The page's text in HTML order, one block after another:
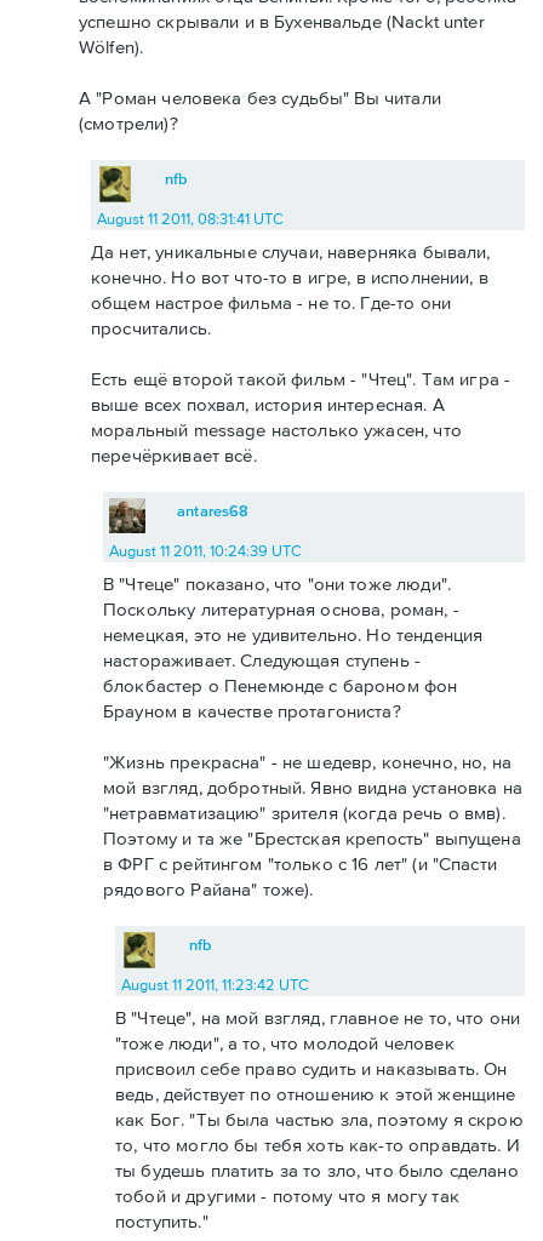
успешно скрывали и в Бухенвальде (Nackt unter
Wölfen).
А "Роман человека без судьбы" Вы читали
(смотрели)?
nfb
August 11 2011, 08:31:41 UTC
Да нет, уникальные случаи, наверняка бывали,
конечно. Но вот что-то в игре, в исполнении, в
общем настрое фильма - не то. Где-то они
просчитались.
Есть ещё второй такой фильм - "Чтец". Там игра -
выше всех похвал, история интересная. А
моральный message настолько ужасен, что
перечёркивает всё.
antares68
August 11 2011, 10:24:39 UTC
В "Чтеце" показано, что "они тоже люди".
Поскольку литературная основа, роман, -
немецкая, это не удивительно. Но тенденция
настораживает. Следующая ступень -
блокбастер о Пенемюнде с бароном фон
Брауном в качестве протагониста?
"Жизнь прекрасна" - не шедевр, конечно, но, на
мой взгляд, добротный. Явно видна установка на
"нетравматизацию" зрителя (когда речь о вмв).
Поэтому и та же "Брестская крепость" выпущена
в ФРГ с рейтингом "только с 16 лет" (и "Спасти
рядового Райана" тоже).
nfb
August 11 2011, 11:23:42 UTC
В "Чтеце", на мой взгляд, главное не то, что они
"тоже люди", а то, что молодой человек
присвоил себе право судить и наказывать. Он
ведь, действует по отношению к этой женщине
как Бог. "Ты была частью зла, поэтому я скрою
то, что могло бы тебя хоть как-то оправдать. И
ты будешь платить за то зло, что было сделано
тобой и другими - потому что я могу так
поступить."